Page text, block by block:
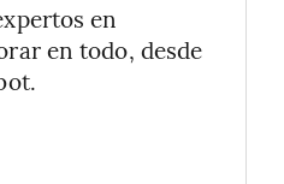
en
en todo, desde